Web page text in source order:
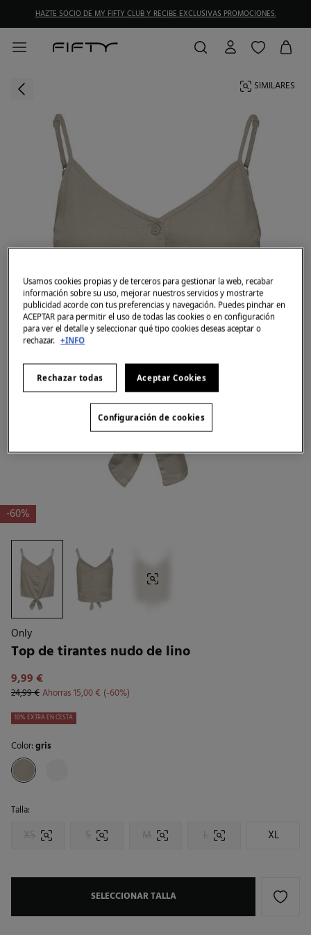
HAZTE SOCIO DE MY FIFTY CLUB Y RECIBE EXCLUSIVAS PROMOCIONES.
SIMILARES
-60%
Only
Top de tirantes nudo de lino
9,99 €
24,99 €Ahorras15,00 € 60
10% EXTRA EN CESTA
Color:gris
Talla:
XS S M L XL
SELECCIONAR TALLA
Usamos cookies propias y de terceros para gestionar la web, recabar
información sobre su uso, mejorar nuestros servicios y mostrarte
publicidad acorde con tus preferencias y navegación. Puedes pinchar en
ACEPTAR para permitir el uso de todas las cookies o en configuración
para ver el detalle y seleccionar qué tipo cookies deseas aceptar o
rechazar. +INFO
Rechazar todas Aceptar Cookies
Configuración de cookies